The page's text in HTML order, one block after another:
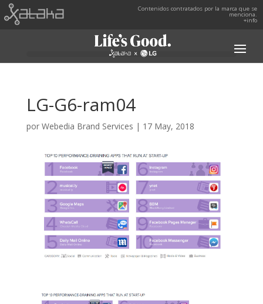
Contenidos contratados por la marca que se
menciona.
+info
LG-G6-ram04
por Webedia Brand Services | 17 May, 2018